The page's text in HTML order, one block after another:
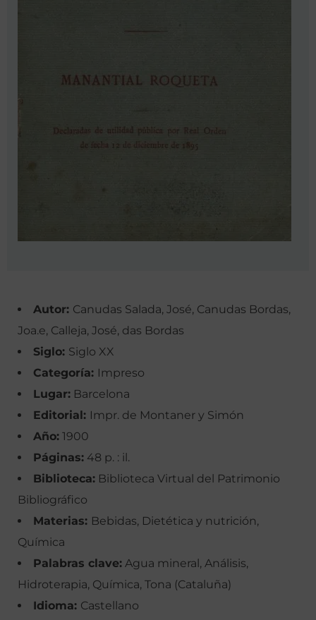
Autor: Canudas Salada, José, Canudas Bordas,
Joa.e, Calleja, José, das Bordas
Siglo: Siglo XX
Categoría: Impreso
Lugar: Barcelona
Editorial: Impr. de Montaner y Simón
Año: 1900
Páginas: 48 p. : il.
Biblioteca: Biblioteca Virtual del Patrimonio
Bibliográfico
Materias: Bebidas, Dietética y nutrición,
Química
Palabras clave: Agua mineral, Análisis,
Hidroterapia, Química, Tona (Cataluña)
Idioma: Castellano